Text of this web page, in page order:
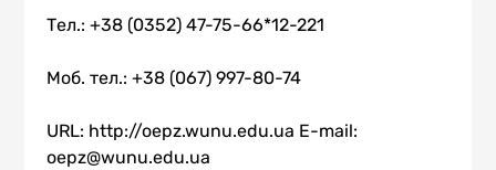
Тел.: +38 (0352) 47-75-66*12-221
Моб. тел.: +38 (067) 997-80-74
URL: http://oepz.wunu.edu.ua E-mail:
oepz@wunu.edu.ua